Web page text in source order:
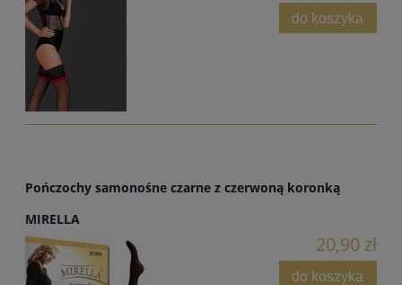
do koszyka
Pończochy samonośne czarne z czerwoną koronką
MIRELLA
20,90 zł
do koszyka